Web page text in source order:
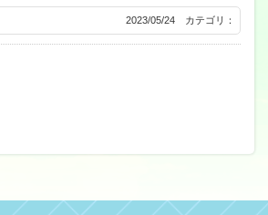
2023/05/24 カテゴリ：